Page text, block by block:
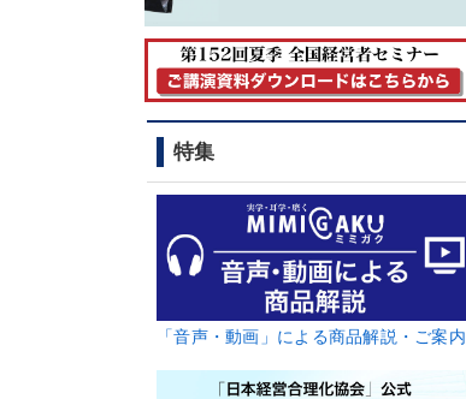
特集
「音声・動画」による商品解説・ご案内